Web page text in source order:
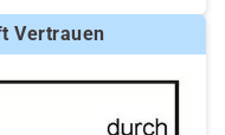
Vertrauen